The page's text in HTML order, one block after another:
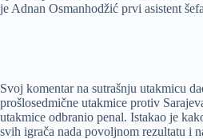
je Adnan Osmanhodžić prvi asistent
Svoj komentar na sutrašnju utakmicu
prošlosedmične utakmice protiv
utakmice odbranio penal. Istakao je
svih igrača nada povoljnom rezultatu i